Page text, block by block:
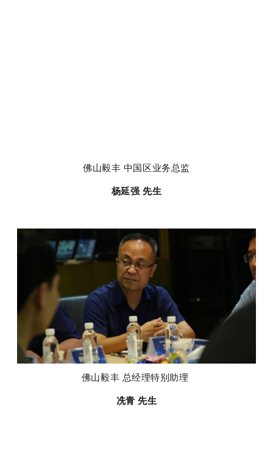
佛山毅丰 中国区业务总监
杨延强 先生
佛山毅丰 总经理特别助理
冼青 先生